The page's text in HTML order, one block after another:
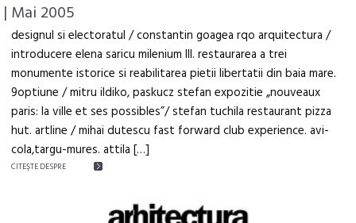
| Mai 2005
designul si electoratul / constantin goagea rqo arquitectura /
introducere elena saricu milenium III. restaurarea a trei
monumente istorice si reabilitarea pietii libertatii din baia mare.
9optiune / mitru ildiko, paskucz stefan expozitie „nouveaux
paris: la ville et ses possibles”/ stefan tuchila restaurant pizza
hut. artline / mihai dutescu fast forward club experience. avi-
cola,targu-mures. attila […]
CITEŞTE DESPRE